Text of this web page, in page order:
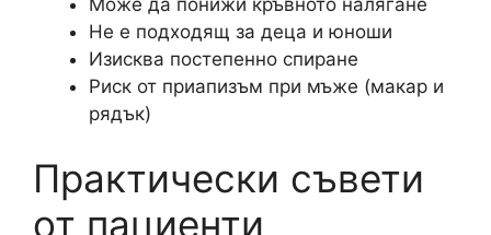
Не е подходящ за деца и юноши
Изисква постепенно спиране
Риск от приапизъм при мъже (макар и
рядък)
Практически съвети
от пациенти